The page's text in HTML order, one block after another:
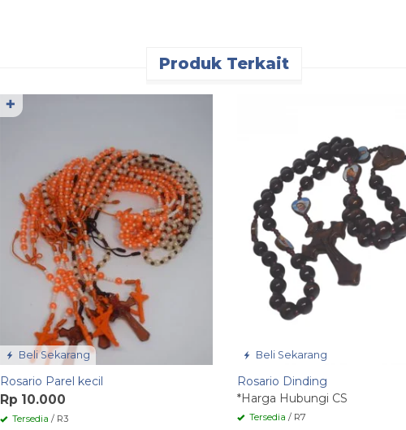
Produk Terkait
Beli Sekarang
Rosario Parel kecil
Rp 10.000
Tersedia / R3
✚
Beli Sekarang
Rosario Dinding
*Harga Hubungi CS
Tersedia / R7